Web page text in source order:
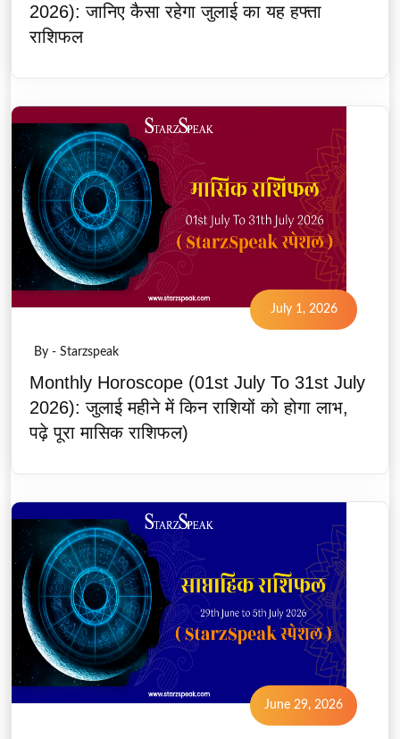
2026): जानिए कैसा रहेगा जुलाई का यह हफ्ता
राशिफल
July 1, 2026
By - Starzspeak
Monthly Horoscope (01st July To 31st July
2026): जुलाई महीने में किन राशियों को होगा लाभ,
पढ़े पूरा मासिक राशिफल)
June 29, 2026